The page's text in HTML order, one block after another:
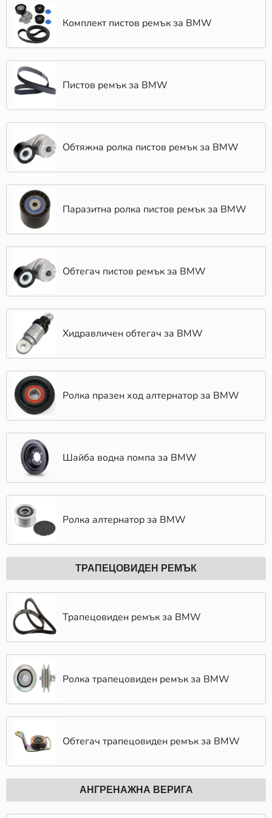
гарантирайки, че ще откриеш най-добрите продукти
на пазара. Ние предлагаме Обтягаща шина от
водещи световни производители като ОЕМ BMW,
BOSCH, KLOKKERHOLM, UFI, LuK, LESJÖFORS,
MANN-FILTER, TRW, DAYCO, JAPANPARTS, VDO.
Всеки от тези брандове е с доказана репутация за
качество, издръжливост и оптимално представяне.
си още на следващата сутрин, независимо къде се
намирате в страната.
Комплект пистов ремък за BMW
Пистов ремък за BMW
Обтяжна ролка пистов ремък за BMW
Паразитна ролка пистов ремък за BMW
Обтегач пистов ремък за BMW
Хидравличен обтегач за BMW
Ролка празен ход алтернатор за BMW
Шайба водна помпа за BMW
Ролка алтернатор за BMW
ТРАПЕЦОВИДЕН РЕМЪК
Трапецовиден ремък за BMW
Ролка трапецовиден ремък за BMW
Обтегач трапецовиден ремък за BMW
АНГРЕНАЖНА ВЕРИГА